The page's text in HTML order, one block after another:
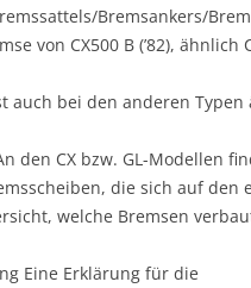
Bremsankers/
von CX500 B (’82), ähnlich
auch bei den anderen
den CX bzw. GL-Modellen
die sich auf den
welche Bremsen
Eine Erklärung für die